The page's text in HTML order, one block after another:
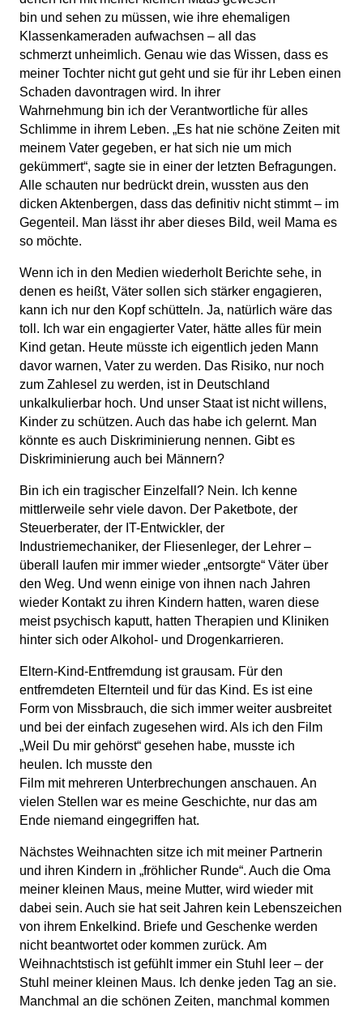
bin und sehen zu müssen, wie ihre ehemaligen
Klassenkameraden aufwachsen – all das
schmerzt unheimlich. Genau wie das Wissen, dass es
meiner Tochter nicht gut geht und sie für ihr Leben einen
Schaden davontragen wird. In ihrer
Wahrnehmung bin ich der Verantwortliche für alles
Schlimme in ihrem Leben. „Es hat nie schöne Zeiten mit
meinem Vater gegeben, er hat sich nie um mich
gekümmert“, sagte sie in einer der letzten Befragungen.
Alle schauten nur bedrückt drein, wussten aus den
dicken Aktenbergen, dass das definitiv nicht stimmt – im
Gegenteil. Man lässt ihr aber dieses Bild, weil Mama es
so möchte.
Wenn ich in den Medien wiederholt Berichte sehe, in
denen es heißt, Väter sollen sich stärker engagieren,
kann ich nur den Kopf schütteln. Ja, natürlich wäre das
toll. Ich war ein engagierter Vater, hätte alles für mein
Kind getan. Heute müsste ich eigentlich jeden Mann
davor warnen, Vater zu werden. Das Risiko, nur noch
zum Zahlesel zu werden, ist in Deutschland
unkalkulierbar hoch. Und unser Staat ist nicht willens,
Kinder zu schützen. Auch das habe ich gelernt. Man
könnte es auch Diskriminierung nennen. Gibt es
Diskriminierung auch bei Männern?
Bin ich ein tragischer Einzelfall? Nein. Ich kenne
mittlerweile sehr viele davon. Der Paketbote, der
Steuerberater, der IT-Entwickler, der
Industriemechaniker, der Fliesenleger, der Lehrer –
überall laufen mir immer wieder „entsorgte“ Väter über
den Weg. Und wenn einige von ihnen nach Jahren
wieder Kontakt zu ihren Kindern hatten, waren diese
meist psychisch kaputt, hatten Therapien und Kliniken
hinter sich oder Alkohol- und Drogenkarrieren.
Eltern-Kind-Entfremdung ist grausam. Für den
entfremdeten Elternteil und für das Kind. Es ist eine
Form von Missbrauch, die sich immer weiter ausbreitet
und bei der einfach zugesehen wird. Als ich den Film
„Weil Du mir gehörst“ gesehen habe, musste ich
heulen. Ich musste den
Film mit mehreren Unterbrechungen anschauen. An
vielen Stellen war es meine Geschichte, nur das am
Ende niemand eingegriffen hat.
Nächstes Weihnachten sitze ich mit meiner Partnerin
und ihren Kindern in „fröhlicher Runde“. Auch die Oma
meiner kleinen Maus, meine Mutter, wird wieder mit
dabei sein. Auch sie hat seit Jahren kein Lebenszeichen
von ihrem Enkelkind. Briefe und Geschenke werden
nicht beantwortet oder kommen zurück. Am
Weihnachtstisch ist gefühlt immer ein Stuhl leer – der
Stuhl meiner kleinen Maus. Ich denke jeden Tag an sie.
Manchmal an die schönen Zeiten, manchmal kommen